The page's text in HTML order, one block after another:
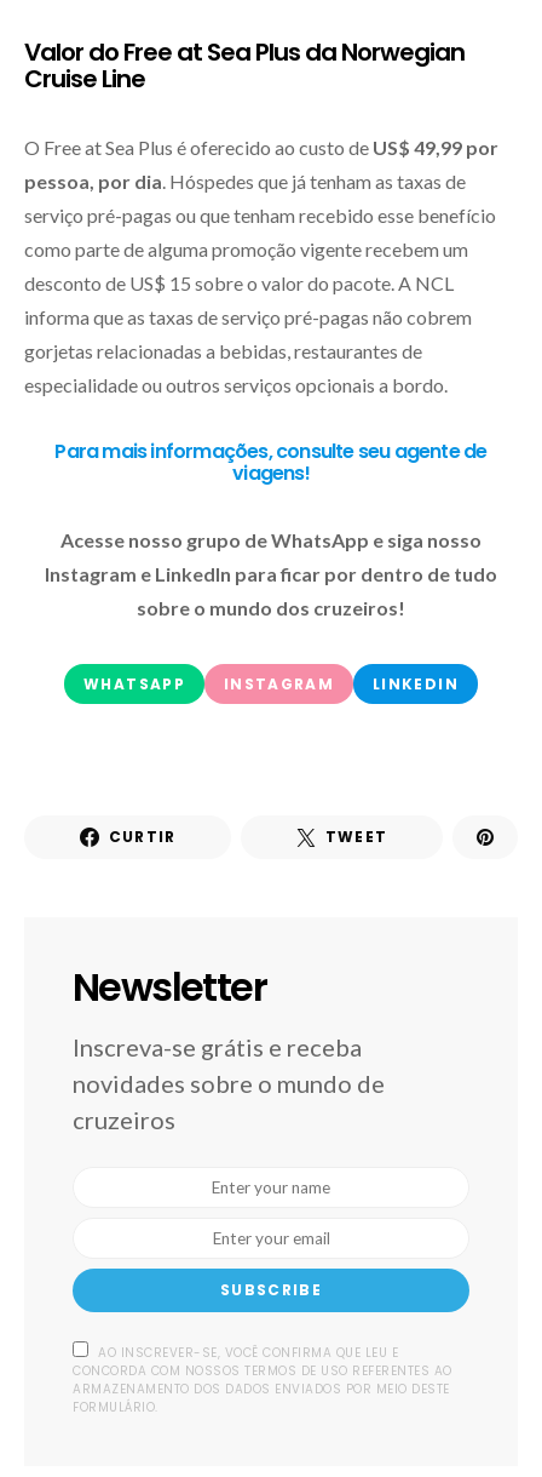
Valor do Free at Sea Plus da Norwegian
Cruise Line
O Free at Sea Plus é oferecido ao custo de US$ 49,99 por
pessoa, por dia . Hóspedes que já tenham as taxas de
serviço pré-pagas ou que tenham recebido esse benefício
como parte de alguma promoção vigente recebem um
desconto de US$ 15 sobre o valor do pacote. A NCL
informa que as taxas de serviço pré-pagas não cobrem
gorjetas relacionadas a bebidas, restaurantes de
especialidade ou outros serviços opcionais a bordo.
Para mais informações, consulte seu agente de
viagens!
Acesse nosso grupo de WhatsApp e siga nosso
Instagram e LinkedIn para ficar por dentro de tudo
sobre o mundo dos cruzeiros!
WHATSAPP INSTAGRAM LINKEDIN
CURTIR TWEET
Newsletter
Inscreva-se grátis e receba
novidades sobre o mundo de
cruzeiros
SUBSCRIBE
AO INSCREVER-SE, VOCÊ CONFIRMA QUE LEU E
CONCORDA COM NOSSOS TERMOS DE USO REFERENTES AO
ARMAZENAMENTO DOS DADOS ENVIADOS POR MEIO DESTE
FORMULÁRIO.